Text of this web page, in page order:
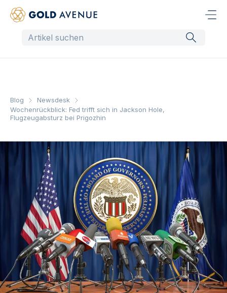
Blog
Newsdesk
Wochenrückblick: Fed trifft sich in Jackson Hole,
Flugzeugabsturz bei Prigozhin